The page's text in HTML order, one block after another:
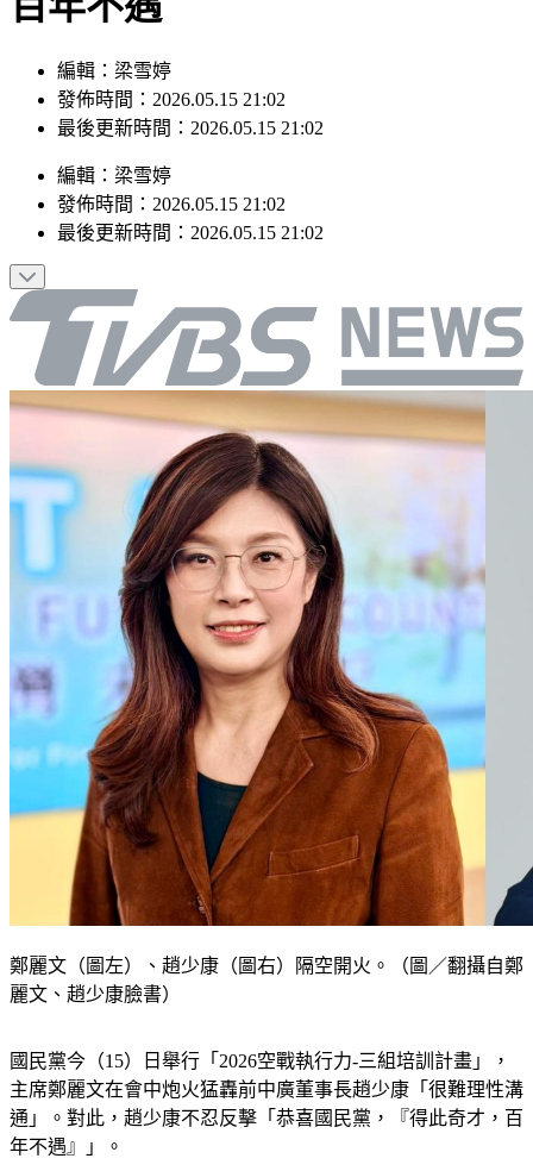
發佈時間：2026.05.15 21:02
最後更新時間：2026.05.15 21:02
發佈時間：2026.05.15 21:02
最後更新時間：2026.05.15 21:02
麗文、趙少康臉書）
主席鄭麗文在會中炮火猛轟前中廣董事長趙少康「很難理性溝
通」。對此，趙少康不忍反擊「恭喜國民黨，『得此奇才，百
年不遇』」。